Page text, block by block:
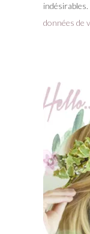
indésirables.
données de